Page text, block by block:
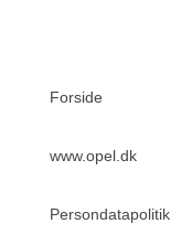
Forside
www.opel.dk
Persondatapolitik